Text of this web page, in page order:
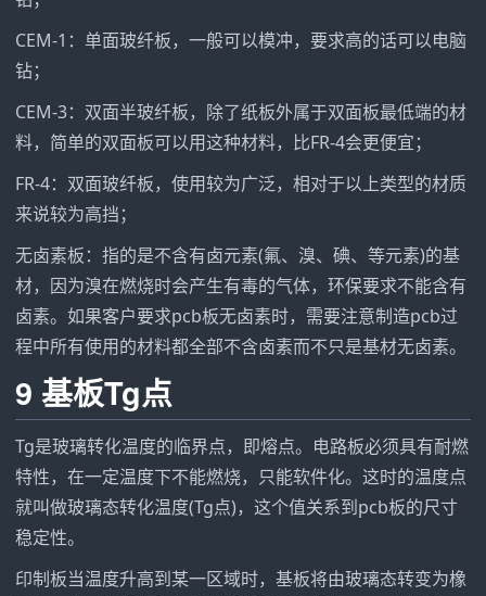
CEM-1：单面玻纤板，一般可以模冲，要求高的话可以电脑
钻；
CEM-3：双面半玻纤板，除了纸板外属于双面板最低端的材
料，简单的双面板可以用这种材料，比FR-4会更便宜；
FR-4：双面玻纤板，使用较为广泛，相对于以上类型的材质
来说较为高挡；
无卤素板：指的是不含有卤元素(氟、溴、碘、等元素)的基
材，因为溴在燃烧时会产生有毒的气体，环保要求不能含有
卤素。如果客户要求pcb板无卤素时，需要注意制造pcb过
程中所有使用的材料都全部不含卤素而不只是基材无卤素。
9 基板Tg点
Tg是玻璃转化温度的临界点，即熔点。电路板必须具有耐燃
特性，在一定温度下不能燃烧，只能软件化。这时的温度点
就叫做玻璃态转化温度(Tg点)，这个值关系到pcb板的尺寸
稳定性。
印制板当温度升高到某一区域时，基板将由玻璃态转变为橡